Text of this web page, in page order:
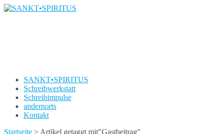
SANKT•SPIRITUS
Schreibwerkstatt
Schreibimpulse
andernorts
Kontakt
Startseite > Artikel getaggt mit"Gastbeitrag"